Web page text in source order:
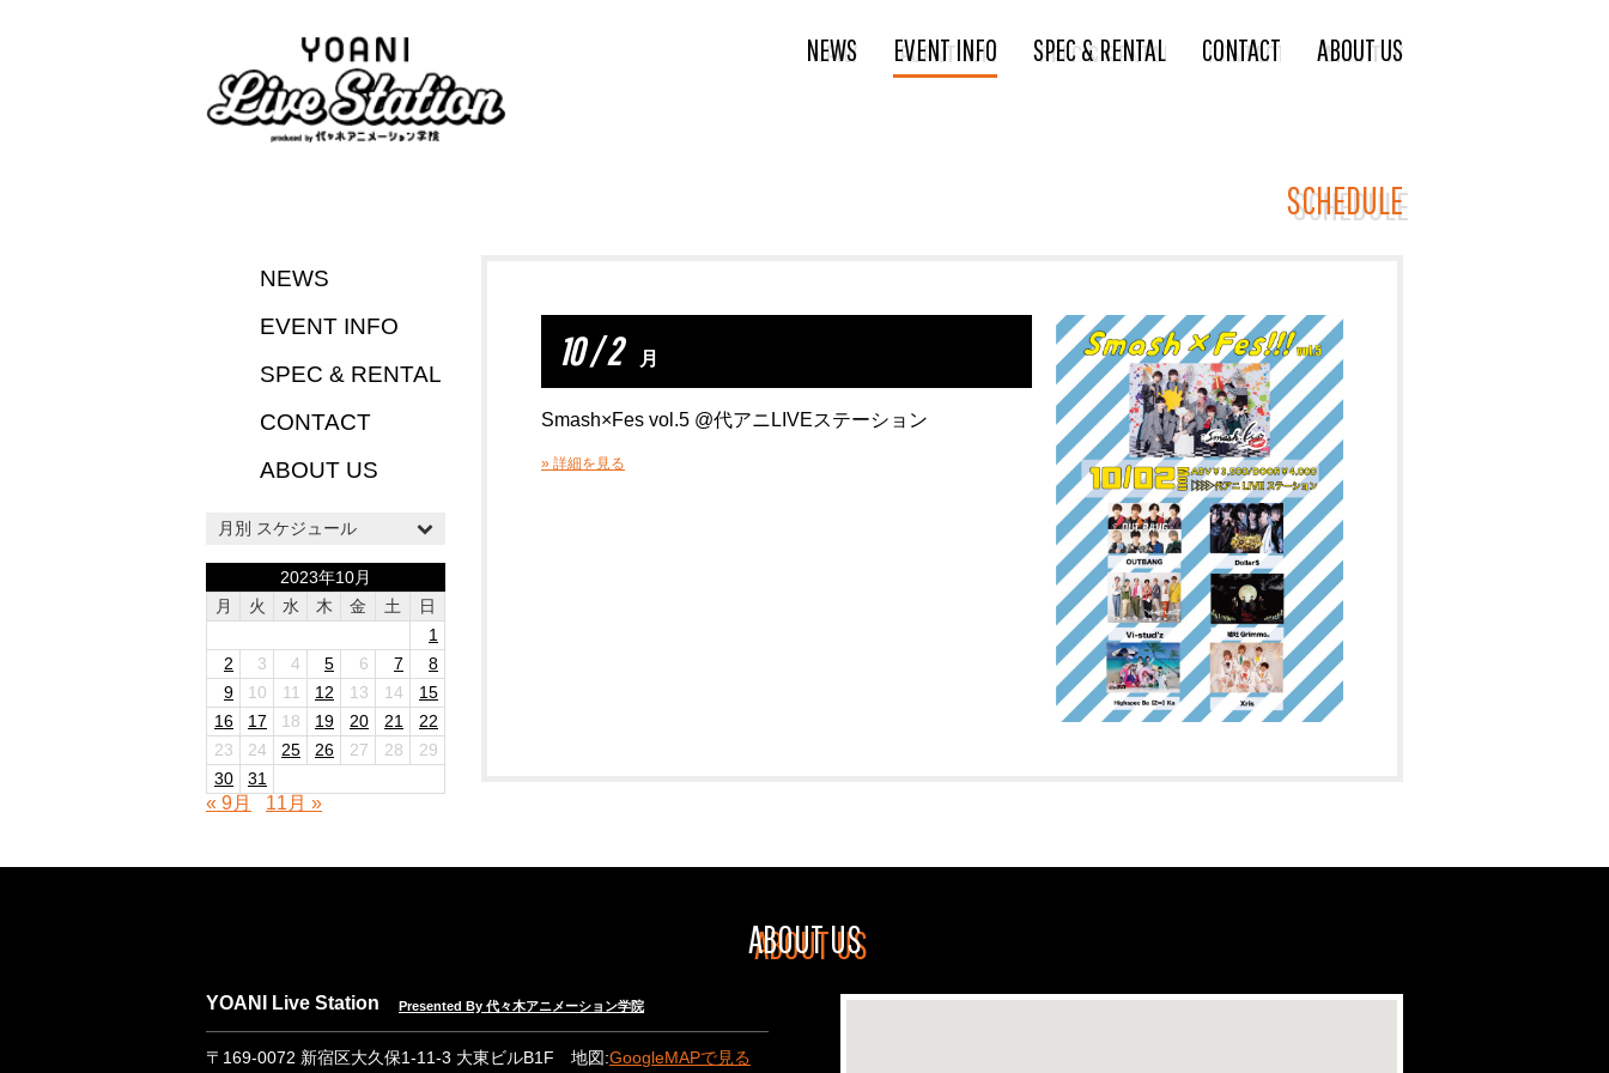
NEWS EVENT INFO SPEC & RENTAL CONTACT ABOUT US
SCHEDULE
NEWS
EVENT INFO
SPEC & RENTAL
CONTACT
ABOUT US
月別 スケジュール
2023年10月
月
火 水 木 金 土
日
1
2
3 4 5 6 7
8
9
10 11 12 13 14
15
16
17 18 19 20 21
22
23
24 25 26 27 28
29
30
31
« 9月 11月 »
10 / 2 月
Smash×Fes vol.5 @代アニLIVEステーション
» 詳細を見る
ABOUT US
YOANI Live Station Presented By 代々木アニメーション学院
〒169-0072 新宿区大久保1-11-3 大東ビルB1F 地図:GoogleMAPで見る